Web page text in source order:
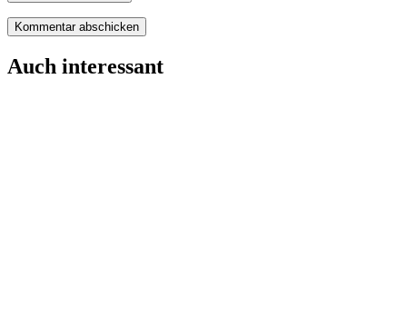
Auch interessant